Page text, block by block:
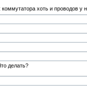
хоть и проводов у
делать?